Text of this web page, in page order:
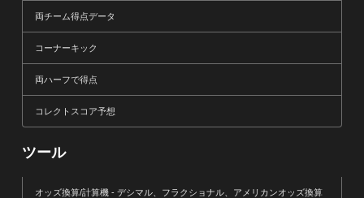
両チーム得点データ
コーナーキック
両ハーフで得点
コレクトスコア予想
ツール
オッズ換算/計算機 - デシマル、フラクショナル、アメリカンオッズ換算